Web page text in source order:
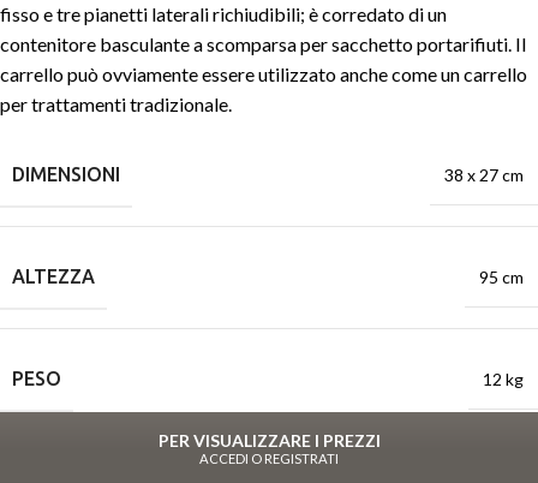
fisso e tre pianetti laterali richiudibili; è corredato di un
contenitore basculante a scomparsa per sacchetto portarifiuti. Il
carrello può ovviamente essere utilizzato anche come un carrello
per trattamenti tradizionale.
DIMENSIONI 38 x 27 cm
ALTEZZA 95 cm
PESO 12 kg
PER VISUALIZZARE I PREZZI
ACCEDI O REGISTRATI